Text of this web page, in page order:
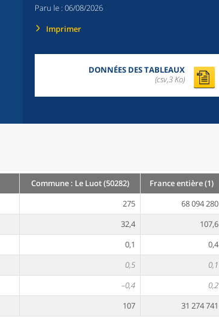
Paru le : 06/08/2026
Imprimer
DONNÉES DES TABLEAUX
(csv,3 Ko)
Commune : Le Luot (50282)
France entière (1)
275
68 094 280
32,4
107,6
0,1
0,4
0,5
0,1
–0,4
0,2
107
31 274 741